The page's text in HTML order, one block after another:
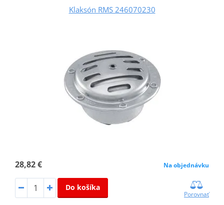
Klaksón RMS 246070230
28,82 € Na objednávku
Do košíka
Porovnať